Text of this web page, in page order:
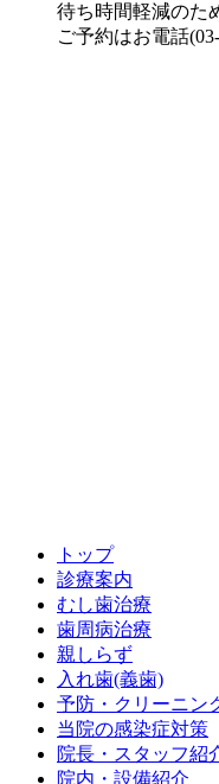
待ち時間軽減のた
ご予約はお電話
トップ
診療案内
むし歯治療
歯周病治療
親しらず
入れ歯(義歯)
予防・クリーニン
当院の感染症対策
院長・スタッフ紹
院内・設備紹介